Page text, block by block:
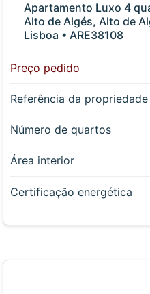
Apartamento Luxo 4
Alto de Algés, Alto de
Lisboa • ARE38108
Preço pedido
Referência da propriedade
Número de quartos
Área interior
Certificação energética